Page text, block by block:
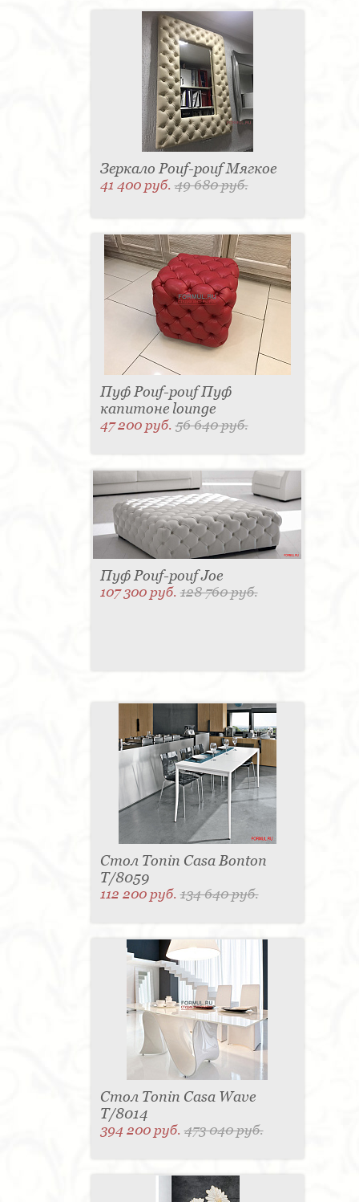
Зеркало Pouf-pouf Мягкое
41 400 руб.49 680 руб.
Пуф Pouf-pouf Пуф
капитоне lounge
47 200 руб.56 640 руб.
Пуф Pouf-pouf Joe
107 300 руб.128 760 руб.
Стол Tonin Casa Bonton
T/8059
112 200 руб.134 640 руб.
Стол Tonin Casa Wave
T/8014
394 200 руб.473 040 руб.